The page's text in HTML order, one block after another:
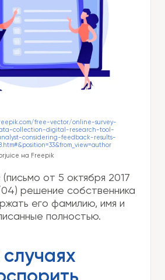
free-vector/online-survey-
collection-digital-research-tool-
considering-feedback-results-
на Freepik
от 5 октября 2017
решение собственника
его фамилию, имя и
полностью.
случаях